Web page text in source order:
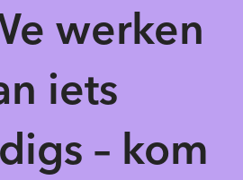
werken
iets
– kom